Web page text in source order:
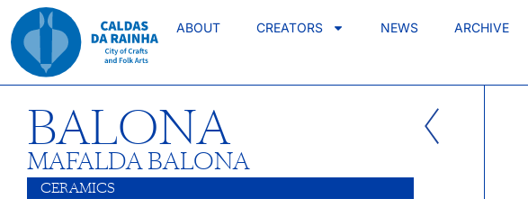
ABOUT CREATORS NEWS ARCHIVE
BALONA
MAFALDA BALONA
CERAMICS